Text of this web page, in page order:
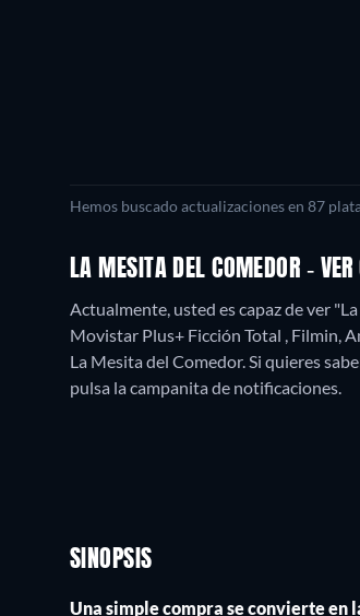
Hemos buscado actualizaciones en 87
LA MESITA DEL COMEDOR -
Actualmente, usted es capaz de ver
Movistar Plus+ Ficción Total , Filmin,
La Mesita del Comedor. Si quieres
pulsa la campanita de notificaciones.
SINOPSIS
Una simple compra se convierte en